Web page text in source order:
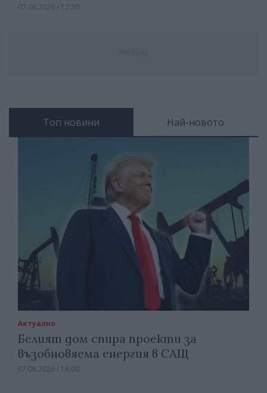
07.08.2026 / 12:30
Топ новини Най-новото
Актуално
Белият дом спира проекти за
възобновяема енергия в САЩ
07.08.2026 / 18:00